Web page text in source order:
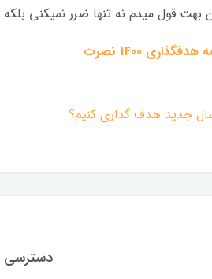
نمیکنی بلکه سال 1400 اون تغییراتی که همیشه آرزوشو داشتی به واقعیت
1400 نصرت
جدید هدف گذاری کنیم؟
دسترسی